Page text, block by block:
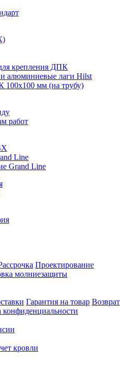
крепления ДПК
алюминиевые лаги Hilst
мм (на трубу)
работ
Line
Grand Line
Проектирование
молниезащиты
Гарантия на товар Возврат
кровли